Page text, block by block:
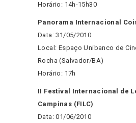
Horário: 14h-15h30
Panorama Internacional
Data: 31/05/2010
Local: Espaço Unibanco de
Rocha (Salvador/BA)
Horário: 17h
II Festival Internacional de
Campinas (FILC)
Data: 01/06/2010